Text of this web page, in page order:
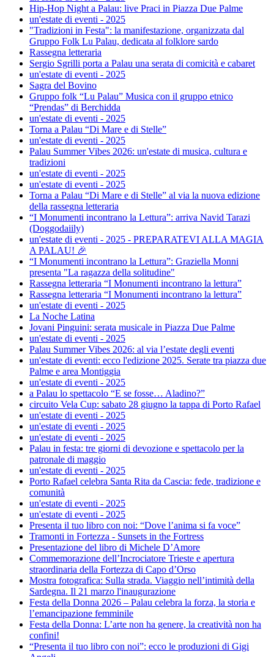
Hip-Hop Night a Palau: live Praci in Piazza Due Palme
un'estate di eventi - 2025
"Tradizioni in Festa": la manifestazione, organizzata dal
Gruppo Folk Lu Palau, dedicata al folklore sardo
Rassegna letteraria
Sergio Sgrilli porta a Palau una serata di comicità e cabaret
un'estate di eventi - 2025
Sagra del Bovino
Gruppo folk “Lu Palau” Musica con il gruppo etnico
“Prendas” di Berchidda
un'estate di eventi - 2025
Torna a Palau “Di Mare e di Stelle”
un'estate di eventi - 2025
Palau Summer Vibes 2026: un'estate di musica, cultura e
tradizioni
un'estate di eventi - 2025
un'estate di eventi - 2025
Torna a Palau “Di Mare e di Stelle” al via la nuova edizione
della rassegna letteraria
“I Monumenti incontrano la Lettura”: arriva Navid Tarazi
(Doggodaiily)
un'estate di eventi - 2025 - PREPARATEVI ALLA MAGIA
A PALAU! 🎉
“I Monumenti incontrano la Lettura”: Graziella Monni
presenta "La ragazza della solitudine"
Rassegna letteraria “I Monumenti incontrano la lettura”
Rassegna letteraria “I Monumenti incontrano la lettura”
un'estate di eventi - 2025
La Noche Latina
Jovani Pinguini: serata musicale in Piazza Due Palme
un'estate di eventi - 2025
Palau Summer Vibes 2026: al via l’estate degli eventi
un'estate di eventi: ecco l'edizione 2025. Serate tra piazza due
Palme e area Montiggia
un'estate di eventi - 2025
a Palau lo spettacolo “E se fosse… Aladino?”
circuito Vela Cup: sabato 28 giugno la tappa di Porto Rafael
un'estate di eventi - 2025
un'estate di eventi - 2025
un'estate di eventi - 2025
Palau in festa: tre giorni di devozione e spettacolo per la
patronale di maggio
un'estate di eventi - 2025
Porto Rafael celebra Santa Rita da Cascia: fede, tradizione e
comunità
un'estate di eventi - 2025
un'estate di eventi - 2025
Presenta il tuo libro con noi: “Dove l’anima si fa voce”
Tramonti in Fortezza - Sunsets in the Fortress
Presentazione del libro di Michele D’Amore
Commemorazione dell’Incrociatore Trieste e apertura
straordinaria della Fortezza di Capo d’Orso
Mostra fotografica: Sulla strada. Viaggio nell’intimità della
Sardegna. Il 21 marzo l'inaugurazione
Festa della Donna 2026 – Palau celebra la forza, la storia e
l’emancipazione femminile
Festa della Donna: L’arte non ha genere, la creatività non ha
confini!
“Presenta il tuo libro con noi”: ecco le produzioni di Gigi